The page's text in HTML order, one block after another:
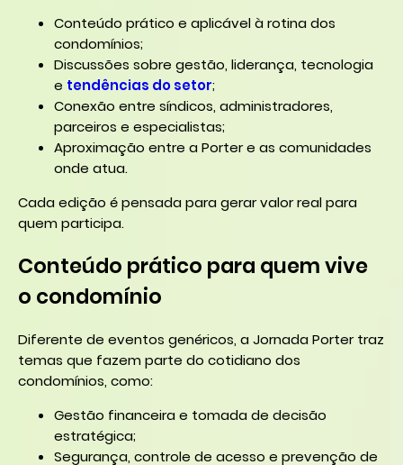
Conteúdo prático e aplicável à rotina dos
condomínios;
Discussões sobre gestão, liderança, tecnologia
e tendências do setor;
Conexão entre síndicos, administradores,
parceiros e especialistas;
Aproximação entre a Porter e as comunidades
onde atua.
Cada edição é pensada para gerar valor real para
quem participa.
Conteúdo prático para quem vive
o condomínio
Diferente de eventos genéricos, a Jornada Porter traz
temas que fazem parte do cotidiano dos
condomínios, como:
Gestão financeira e tomada de decisão
estratégica;
Segurança, controle de acesso e prevenção de